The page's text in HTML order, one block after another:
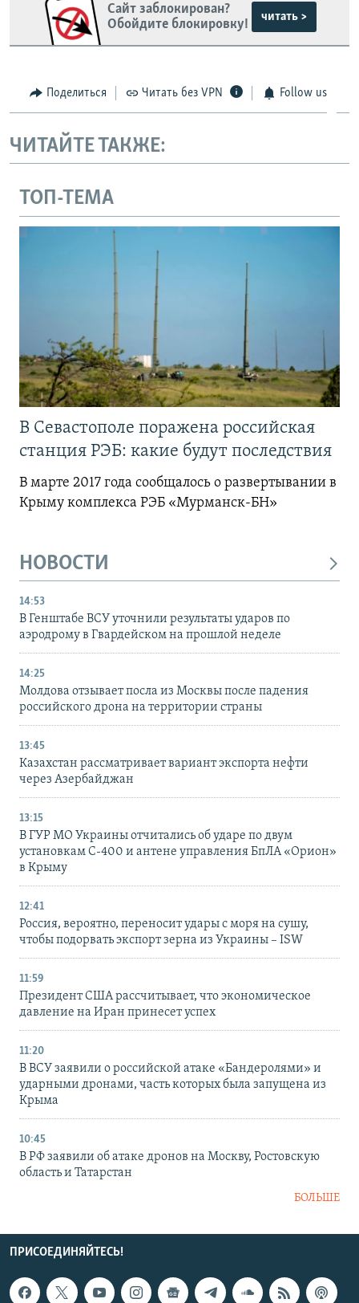
Сайт заблокирован?
Обойдите блокировку!
читать >
Поделиться Читать без VPN Follow us
ЧИТАЙТЕ ТАКЖЕ:
ТОП-ТЕМА
В Севастополе поражена российская
станция РЭБ: какие будут последствия
В марте 2017 года сообщалось о развертывании в
Крыму комплекса РЭБ «Мурманск-БН»
НОВОСТИ
14:53
В Генштабе ВСУ уточнили результаты ударов по
аэродрому в Гвардейском на прошлой неделе
14:25
Молдова отзывает посла из Москвы после падения
российского дрона на территории страны
13:45
Казахстан рассматривает вариант экспорта нефти
через Азербайджан
13:15
В ГУР МО Украины отчитались об ударе по двум
установкам С-400 и антене управления БпЛА «Орион»
в Крыму
12:41
Россия, вероятно, переносит удары с моря на сушу,
чтобы подорвать экспорт зерна из Украины – ISW
11:59
Президент США рассчитывает, что экономическое
давление на Иран принесет успех
11:20
В ВСУ заявили о российской атаке «Бандеролями» и
ударными дронами, часть которых была запущена из
Крыма
10:45
В РФ заявили об атаке дронов на Москву, Ростовскую
область и Татарстан
БОЛЬШЕ
ПРИСОЕДИНЯЙТЕСЬ!